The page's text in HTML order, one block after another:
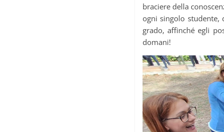
braciere della
ogni singolo studente,
grado, affinché egli
domani!